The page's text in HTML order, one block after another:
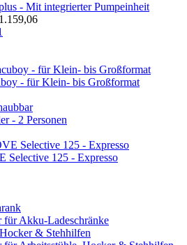
- Mit integrierter Pumpeinheit
- für Klein- bis Großformat
- 2 Personen
125 - Expresso
für Akku-Ladeschränke
& Stehhilfen